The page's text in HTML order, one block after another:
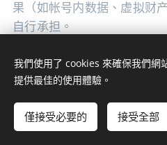
果（如帐号内数据、虚拟财
自行承担。
11.2用戶申请、提出账号注销
账号注销需要注意以下重要事
1.没有进行中的交易。
免費建立您的網站！
我們使用了 cookies 來確保我們網
提供最佳的使用體驗。
僅接受必要的 接受全部